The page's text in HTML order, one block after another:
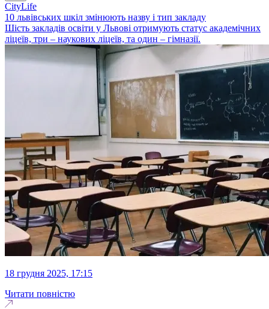
CityLife
10 львівських шкіл змінюють назву і тип закладу
Шість закладів освіти у Львові отримують статус академічних
ліцеїв, три – наукових ліцеїв, та один – гімназії.
18 грудня 2025, 17:15
Читати повністю